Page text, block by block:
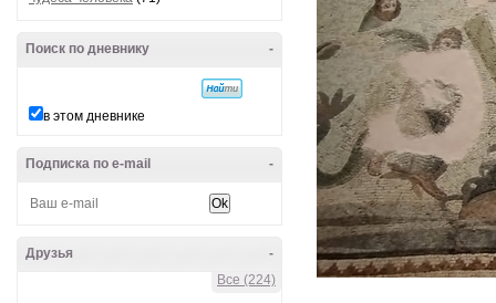
-
Поиск по дневнику
в этом дневнике
-
Подписка по e-mail
-
Друзья
Все (224)